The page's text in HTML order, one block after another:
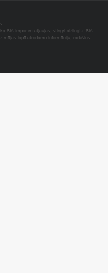
SIA Imperum atļaujas, stingri aizliegta. SIA
mājas lapā atrodamo informāciju, radušies